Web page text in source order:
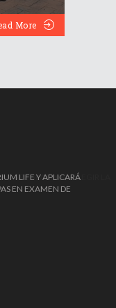
More
LIFE Y APLICARÁ
EN EXAMEN DE